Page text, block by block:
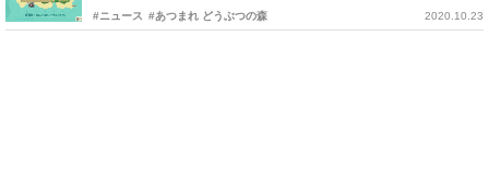
#ニュース #あつまれ どうぶつの森 2020.10.23